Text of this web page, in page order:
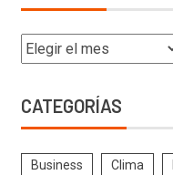
CATEGORÍAS
Business Clima